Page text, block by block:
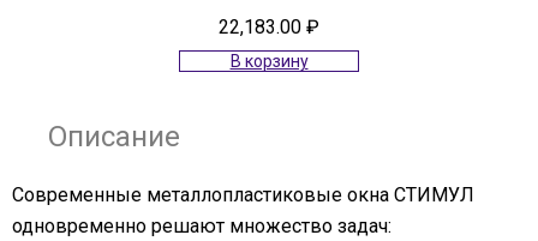
22,183.00 ₽
В корзину
Описание
Современные металлопластиковые окна СТИМУЛ
одновременно решают множество задач: